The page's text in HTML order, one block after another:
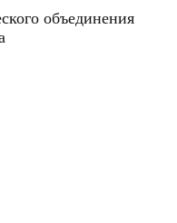
объединения